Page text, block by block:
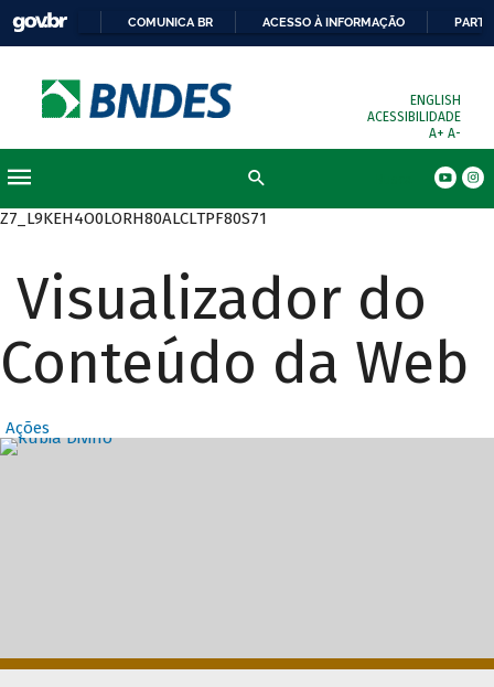
COMUNICA BR ACESSO À INFORMAÇÃO
ENGLISH
ACESSIBILIDADE
A+ A-
Z7_L9KEH4O0LORH80ALCLTPF80S71
Visualizador do
Conteúdo da Web
Ações
Destaques